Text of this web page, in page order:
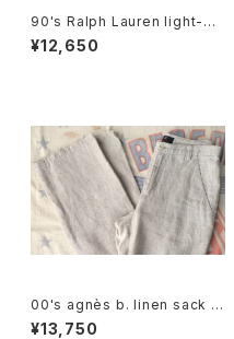
90's Ralph Lauren light-be
ige cotton easy Pants
¥12,650
00's agnès b. linen sack st
raight leg Pants
¥13,750